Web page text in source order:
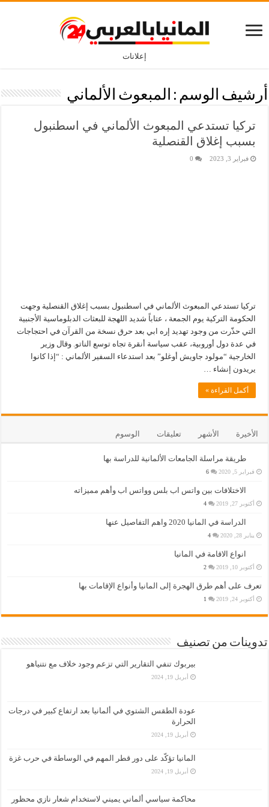
إعلانات
أرشيف الوسم : المبعوث الألماني
تركيا تستدعي المبعوث الألماني في اسطنبول
بسبب إغلاق القنصلية
فبراير 3, 2023 0
تركيا تستدعي المبعوث الألماني في اسطنبول بسبب إغلاق القنصلية وجهت
الحكومة التركية يوم الجمعة ، عتاباً شديد اللهجة للبعثات الدبلوماسية الأجنبية
التي حذّرت من وجود تهديد إره ابي بعد حرق نسخة من القرآن في احتجاجات
في عدة دول أوروبية، عقب سياسة أنقرة تجاه توسع الناتو. وقال وزير
الخارجية “مولود جاويش أوغلو” بعد استدعاء السفير الألماني : “إذا كانوا
يريدون إنشاء …
أكمل القراءة »
الأخيرة الأشهر تعليقات الوسوم
طريقة مراسلة الجامعات الألمانية للدراسة بها
فبراير 5, 2020 6
الاختلافات بين واتس اب بلس وواتس اب وأهم مميزاته
أكتوبر 27, 2019 4
الدراسة في المانيا 2020 واهم التفاصيل عنها
يناير 28, 2020 4
انواع الاقامة في المانيا
أكتوبر 10, 2019 2
تعرف على أهم طرق الهجرة إلى المانيا وأنواع الإقامات بها
أكتوبر 24, 2019 1
تدوينات من تصنيف
بيربوك تنفي التقارير التي تزعم وجود خلاف مع نتنياهو
أبريل 19, 2024
عودة الطقس الشتوي في ألمانيا بعد ارتفاع كبير في درجات
الحرارة
أبريل 19, 2024
المانيا تؤكّد على دور قطر المهم في الوساطة في حرب غزة
أبريل 19, 2024
محاكمة سياسي ألماني يميني لاستخدام شعار نازي محظور